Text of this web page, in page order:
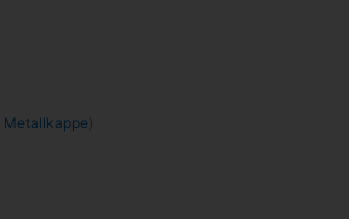
Metall­kappe )